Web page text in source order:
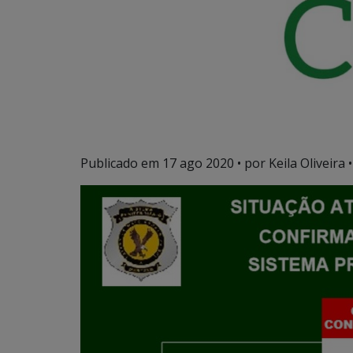
Publicado em 17 ago 2020 • por Keila Oliveira •